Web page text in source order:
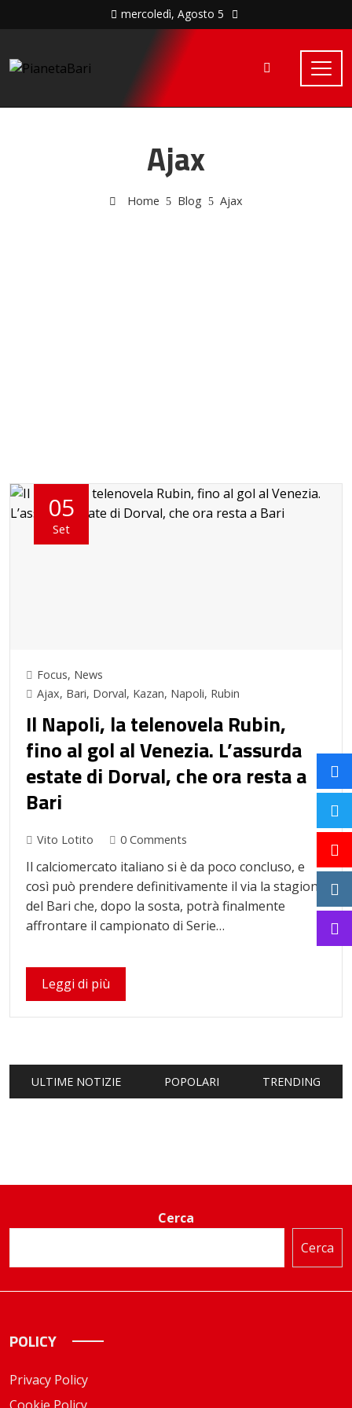
mercoledì, Agosto 5
Ajax
Home Blog Ajax
05
Set
Focus, News
Ajax, Bari, Dorval, Kazan, Napoli, Rubin
Il Napoli, la telenovela Rubin,
fino al gol al Venezia. L’assurda
estate di Dorval, che ora resta a
Bari
Vito Lotito 0 Comments
Il calciomercato italiano si è da poco concluso, e
così può prendere definitivamente il via la stagione
del Bari che, dopo la sosta, potrà finalmente
affrontare il campionato di Serie…
Leggi di più
ULTIME NOTIZIE POPOLARI TRENDING
Cerca
Cerca
POLICY
Privacy Policy